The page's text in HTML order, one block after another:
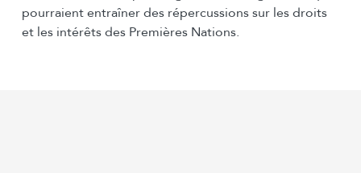
pourraient entraîner des répercussions sur les droits
et les intérêts des Premières Nations.